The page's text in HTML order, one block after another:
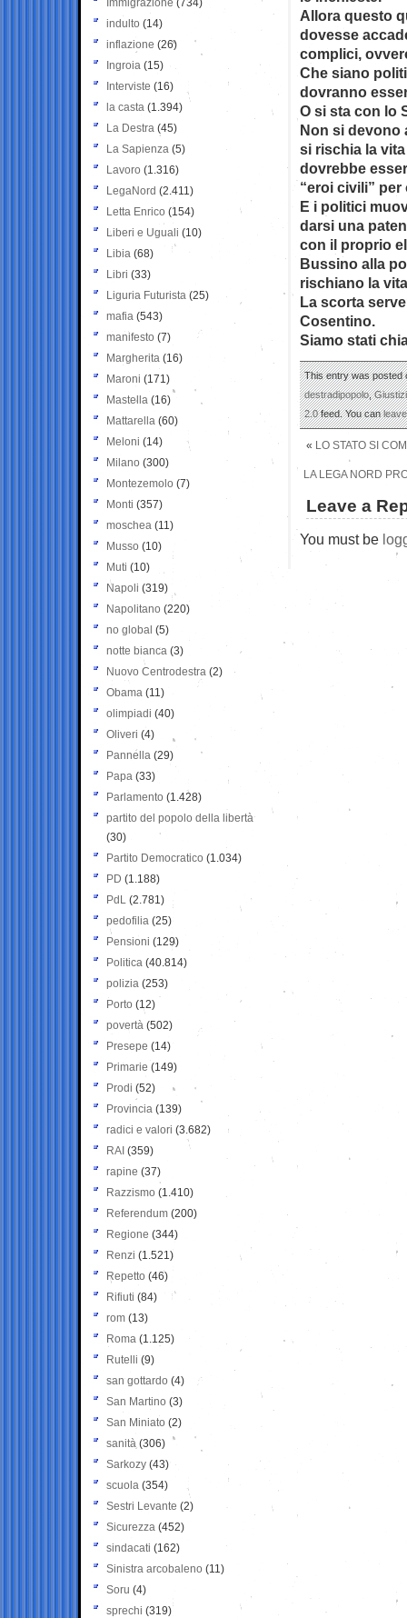
Allora questo
dovesse
complici,
Che siano
dovranno
O si sta con lo
Non si devono
si rischia la
dovrebbe
“eroi civili”
E i politici
darsi una
con il proprio
Bussino alla
rischiano la
La scorta
Cosentino.
Siamo stati
This entry was posted
destradipopolo,
2.0feed. You can
« LO STATO SI
LA LEGA NORD
Leave a
You must be
Immigrazione (734)
indulto (14)
inflazione (26)
Ingroia (15)
Interviste (16)
la casta (1.394)
La Destra (45)
La Sapienza (5)
Lavoro (1.316)
LegaNord (2.411)
Letta Enrico (154)
Liberi e Uguali (10)
Libia (68)
Libri (33)
Liguria Futurista (25)
mafia (543)
manifesto (7)
Margherita (16)
Maroni (171)
Mastella (16)
Mattarella (60)
Meloni (14)
Milano (300)
Montezemolo (7)
Monti (357)
moschea (11)
Musso (10)
Muti (10)
Napoli (319)
Napolitano (220)
no global (5)
notte bianca (3)
Nuovo Centrodestra (2)
Obama (11)
olimpiadi (40)
Oliveri (4)
Pannella (29)
Papa (33)
Parlamento (1.428)
partito del popolo della libertà
(30)
Partito Democratico (1.034)
PD (1.188)
PdL (2.781)
pedofilia (25)
Pensioni (129)
Politica (40.814)
polizia (253)
Porto (12)
povertà (502)
Presepe (14)
Primarie (149)
Prodi (52)
Provincia (139)
radici e valori (3.682)
RAI (359)
rapine (37)
Razzismo (1.410)
Referendum (200)
Regione (344)
Renzi (1.521)
Repetto (46)
Rifiuti (84)
rom (13)
Roma (1.125)
Rutelli (9)
san gottardo (4)
San Martino (3)
San Miniato (2)
sanità (306)
Sarkozy (43)
scuola (354)
Sestri Levante (2)
Sicurezza (452)
sindacati (162)
Sinistra arcobaleno (11)
Soru (4)
sprechi (319)